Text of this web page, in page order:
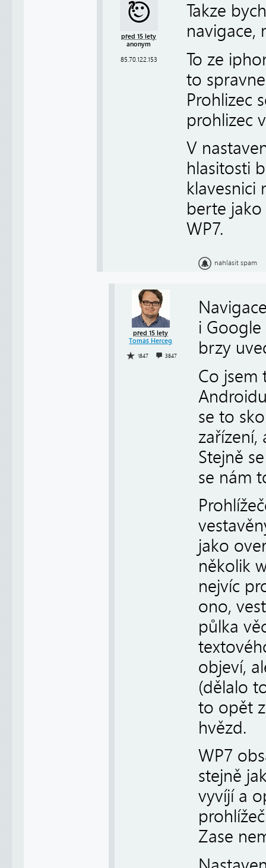
před 15 lety
anonym
85.70.122.153
Takze
navigace,
To ze
to
Prohlizec
prohlizec
V
hlasitosti
klavesnici
berte
WP7.
nahlásit spam
před 15 lety
Tomáš Herceg
1847 3847
i
brzy
Co jsem
se to
zařízení,
Stejně
se nám
jako
několik
nejvíc
ono,
půlka
objeví,
(dělalo
to opět
hvězd.
WP7
stejně
vyvíjí a
Zase